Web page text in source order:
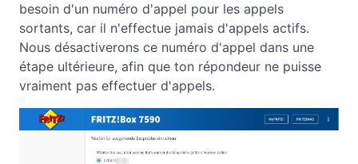
besoin d'un numéro d'appel pour les appels
sortants, car il n'effectue jamais d'appels actifs.
Nous désactiverons ce numéro d'appel dans une
étape ultérieure, afin que ton répondeur ne puisse
vraiment pas effectuer d'appels.